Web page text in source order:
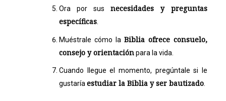
Ora por susnecesidades y preguntas
específicas.
Muéstrale cómo laBiblia ofrece consuelo,
consejo y orientaciónpara la vida.
Cuando llegue el momento, pregúntale si le
gustaría estudiar la Biblia y ser bautizado.